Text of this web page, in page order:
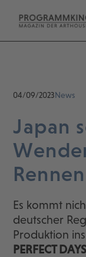
04/09/2023News
Japan
Rennen
Es kommt
deutscher
Produktion
PERFECT